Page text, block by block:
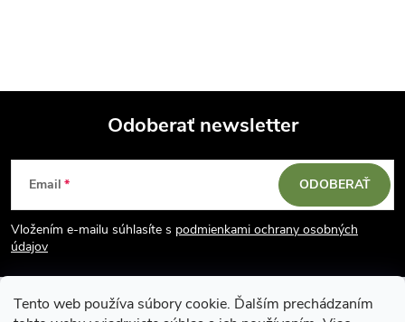
Tento web používa súbory cookie. Ďalším prechádzaním
Z
á
p
ä
Odoberať newsletter
Email
Vložením e-mailu súhlasíte s podmienkami ochrany osobných
údajov
ODOBERAŤ